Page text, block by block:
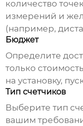
количество
измерений и
(например,
Бюджет
Определите
только
на установку,
Тип счетчиков
Выберите тип
вашим